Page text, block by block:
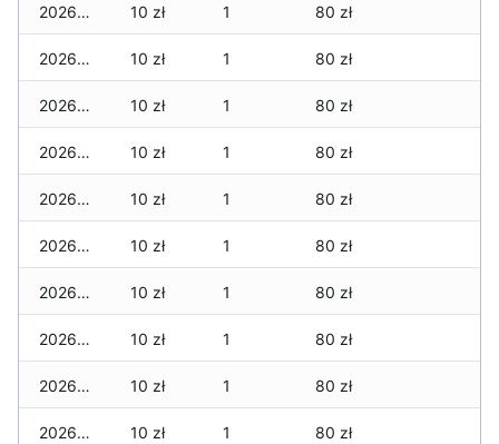
2026-06-01 10 zł 1 80 zł
2026-05-31 10 zł 1 80 zł
2026-05-30 10 zł 1 80 zł
2026-05-29 10 zł 1 80 zł
2026-05-28 10 zł 1 80 zł
2026-05-27 10 zł 1 80 zł
2026-05-26 10 zł 1 80 zł
2026-05-25 10 zł 1 80 zł
2026-05-24 10 zł 1 80 zł
2026-05-23 10 zł 1 80 zł